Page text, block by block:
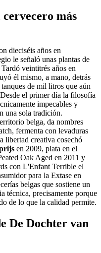
más
dieciséis años en
le señaló unas plantas de
veintitrés años en
él mismo, a mano, detrás
de mil litros que aún
el primer día la filosofía
impecables y
una sola tradición.
belga, da nombres
fermenta con levaduras
libertad creativa cosechó
en 2009, plata en el
Oak Aged en 2011 y
con L'Enfant Terrible el
para la Extase en
belgas que sostiene un
técnica, precisamente porque
de lo que la calidad permite.
De Dochter van